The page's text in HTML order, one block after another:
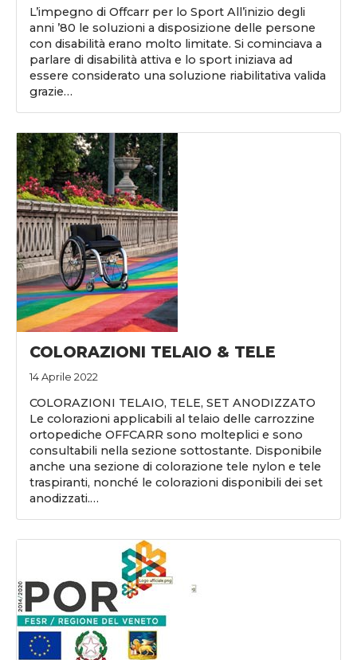
L’impegno di Offcarr per lo Sport All’inizio degli
anni ’80 le soluzioni a disposizione delle persone
con disabilità erano molto limitate. Si cominciava a
parlare di disabilità attiva e lo sport iniziava ad
essere considerato una soluzione riabilitativa valida
grazie…
COLORAZIONI TELAIO & TELE
14 Aprile 2022
COLORAZIONI TELAIO, TELE, SET ANODIZZATO
Le colorazioni applicabili al telaio delle carrozzine
ortopediche OFFCARR sono molteplici e sono
consultabili nella sezione sottostante. Disponibile
anche una sezione di colorazione tele nylon e tele
traspiranti, nonché le colorazioni disponibili dei set
anodizzati.…